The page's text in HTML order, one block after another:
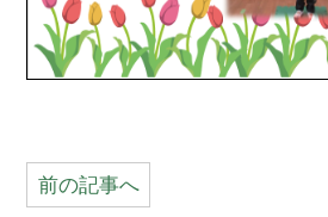
前の記事へ